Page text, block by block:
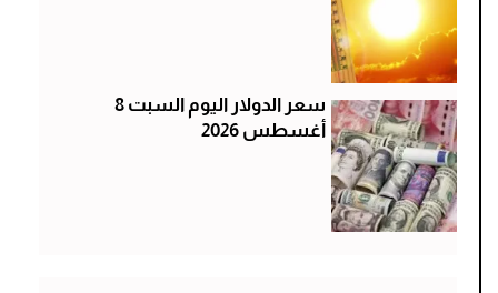
سعر الدولار اليوم السبت 8
أغسطس 2026